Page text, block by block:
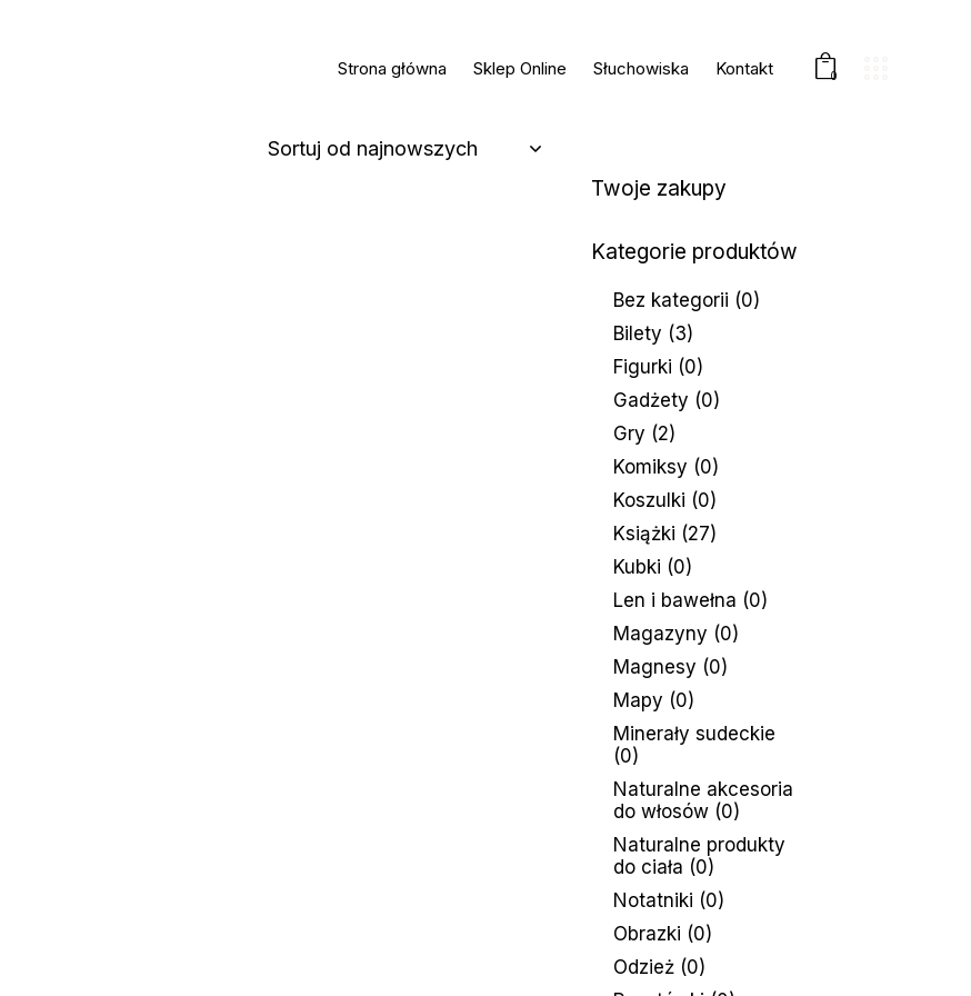
Strona główna Sklep Online Słuchowiska Kontakt 0
Twoje zakupy
Kategorie produktów
Bez kategorii (0)
Bilety (3)
Figurki (0)
Gadżety (0)
Gry (2)
Komiksy (0)
Koszulki (0)
Książki (27)
Kubki (0)
Len i bawełna (0)
Magazyny (0)
Magnesy (0)
Mapy (0)
Minerały sudeckie
(0)
Naturalne akcesoria
do włosów (0)
Naturalne produkty
do ciała (0)
Notatniki (0)
Obrazki (0)
Odzież (0)